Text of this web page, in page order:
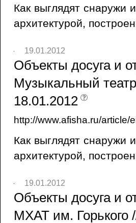
Как выглядят снаружи
архитектурой,
19.01.2012
Объекты досуга и
Музыкальный
18.01.2012
http://www.afisha.ru/article/
Как выглядят снаружи
архитектурой,
19.01.2012
Объекты досуга и
МХАТ им.